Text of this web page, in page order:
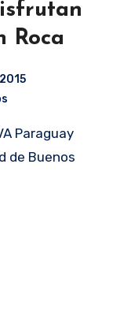
Roca
de Buenos